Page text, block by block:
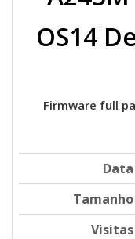
OS14
Firmware full
Data
Tamanho
Visitas